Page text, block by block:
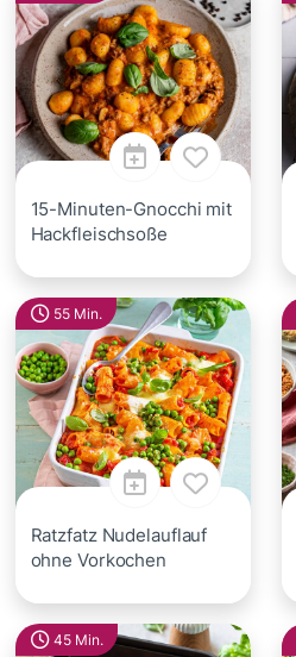
15-Minuten-Gnocchi mit
Hackfleischsoße
55 Min.
Ratzfatz Nudelauflauf
ohne Vorkochen
45 Min.